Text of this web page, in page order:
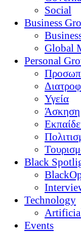
Social
Business
Global
Personal
Υγεία
Άσκηση
Black
Technology
Events